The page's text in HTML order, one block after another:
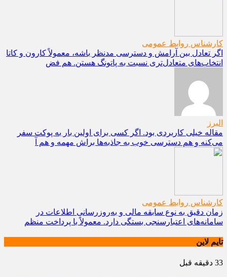
کارشناس روابط عمومی
اگر تعادل بین آرامش و دسترسی مدنظر باشه، معمولاً کارون و کاتا
انتخاب‌های متعادل‌تری نسبت به پاتونگ هستن. هم فض
البرز
مقاله خیلی کاربردی بود. اگر کسی برای اولین بار به پوکت سفر
می‌کنه و هم دسترسی خوب به جاذبه‌ها براش مهمه و هم آ
کارشناس روابط عمومی
زمان دقیق به نوع سابقه مالی و به‌روزرسانی اطلاعات در
سامانه‌های اعتبارسنجی بستگی دارد. معمولاً با پرداخت منظم
تایم لاین
33 دقیقه قبل